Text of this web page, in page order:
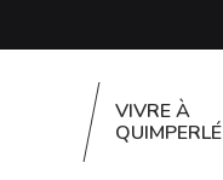
VIVRE À
QUIMPERLÉ